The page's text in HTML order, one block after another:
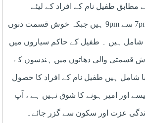
طفیل نام کے افراد کے لیئے
حکمرانی والے گھنٹے 7pm سے 9pm ہیں جبکہ خوش قسمت دنوں
شامل ہیں ۔ طفیل کے حاکم سیاروں میں
قسمتی والی دھاتوں میں ہندسوں کے
شامل ہیں طفیل نام کے افراد کا حصول
اور امیر ہونے کا شوق نہیں ہے ، آپ
عزت اور سکون سے گزر جائے۔